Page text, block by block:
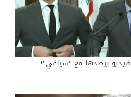
يرصدها مع "سيلفي"!